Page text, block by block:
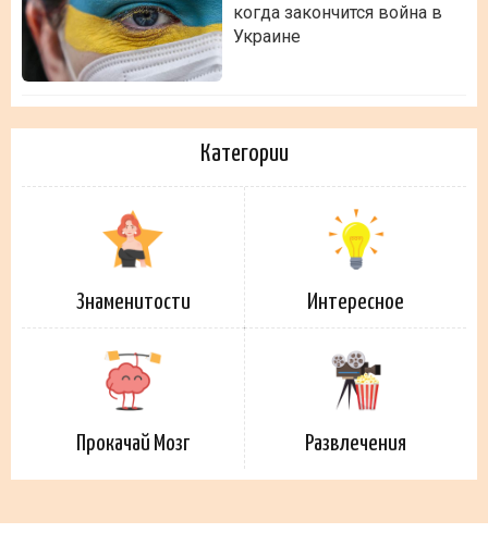
когда закончится война в
Украине
Категории
Знаменитости Интересное
Прокачай Мозг Развлечения